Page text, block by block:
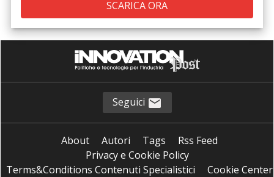
Seguici
About Autori Tags
Rss Feed
Privacy e Cookie Policy
Terms&Conditions Contenuti Specialistici
Cookie Center